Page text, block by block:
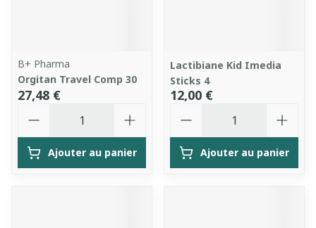
B+ Pharma
Orgitan Travel Comp 30
27,48 €
Ajouter au panier
Lactibiane Kid Imedia
Sticks 4
12,00 €
Ajouter au panier